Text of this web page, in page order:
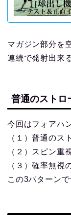
マガジン部分を
連続で発射出来
普通のスト
今回はフォアハ
（１）普通のス
（２）スピン重
（３）確率無視
この3パターン